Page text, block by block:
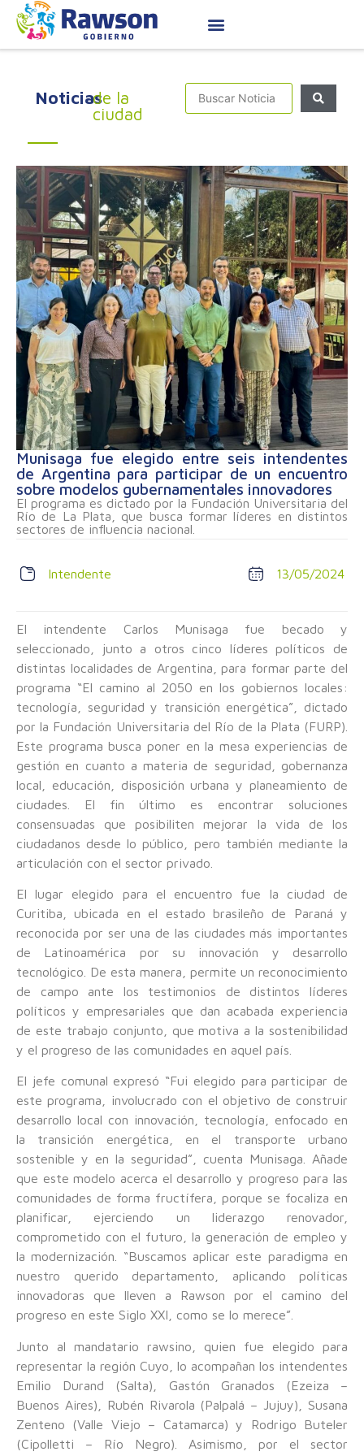
Noticiasde la
ciudad
Munisaga fue elegido entre seis intendentes
de Argentina para participar de un encuentro
sobre modelos gubernamentales innovadores
El programa es dictado por la Fundación Universitaria del
Río de La Plata, que busca formar líderes en distintos
sectores de influencia nacional.
Intendente 13/05/2024
El intendente Carlos Munisaga fue becado y
seleccionado, junto a otros cinco líderes políticos de
distintas localidades de Argentina, para formar parte del
programa “El camino al 2050 en los gobiernos locales:
tecnología, seguridad y transición energética”, dictado
por la Fundación Universitaria del Río de la Plata (FURP).
Este programa busca poner en la mesa experiencias de
gestión en cuanto a materia de seguridad, gobernanza
local, educación, disposición urbana y planeamiento de
ciudades. El fin último es encontrar soluciones
consensuadas que posibiliten mejorar la vida de los
ciudadanos desde lo público, pero también mediante la
articulación con el sector privado.
El lugar elegido para el encuentro fue la ciudad de
Curitiba, ubicada en el estado brasileño de Paraná y
reconocida por ser una de las ciudades más importantes
de Latinoamérica por su innovación y desarrollo
tecnológico. De esta manera, permite un reconocimiento
de campo ante los testimonios de distintos líderes
políticos y empresariales que dan acabada experiencia
de este trabajo conjunto, que motiva a la sostenibilidad
y el progreso de las comunidades en aquel país.
El jefe comunal expresó “Fui elegido para participar de
este programa, involucrado con el objetivo de construir
desarrollo local con innovación, tecnología, enfocado en
la transición energética, en el transporte urbano
sostenible y en la seguridad”, cuenta Munisaga. Añade
que este modelo acerca el desarrollo y progreso para las
comunidades de forma fructífera, porque se focaliza en
planificar, ejerciendo un liderazgo renovador,
comprometido con el futuro, la generación de empleo y
la modernización. “Buscamos aplicar este paradigma en
nuestro querido departamento, aplicando políticas
innovadoras que lleven a Rawson por el camino del
progreso en este Siglo XXI, como se lo merece”.
Junto al mandatario rawsino, quien fue elegido para
representar la región Cuyo, lo acompañan los intendentes
Emilio Durand (Salta), Gastón Granados (Ezeiza –
Buenos Aires), Rubén Rivarola (Palpalá – Jujuy), Susana
Zenteno (Valle Viejo – Catamarca) y Rodrigo Buteler
(Cipolletti – Río Negro). Asimismo, por el sector